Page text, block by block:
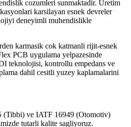
cozumleri sunmaktadir. Uretim
karsilayan esnek devreler
deneyimli muhendislikle
karmasik cok katmanli rijit-esnek
PCB uygulama yelpazesinde
teknolojisi, kontrollu empedans ve
dahil cesitli yuzey kaplamalarini
(Tibbi) ve IATF 16949 (Otomotiv)
tutarli kalite sagliyoruz.